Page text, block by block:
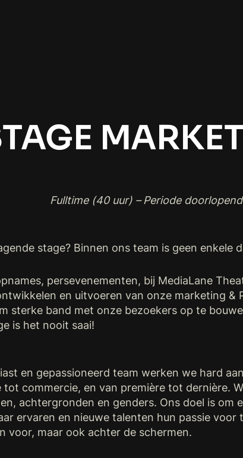
Fulltime (40 uur) – Periode doorlopend
stage? Binnen ons team is geen enkele
persevenementen, bij MediaLane
en uitvoeren van onze marketing &
sterke band met onze bezoekers op te
is het nooit saai!
en gepassioneerd team werken we hard
commercie, en van première tot dernière.
achtergronden en genders. Ons doel is om
ervaren en nieuwe talenten hun passie
voor, maar ook achter de schermen.